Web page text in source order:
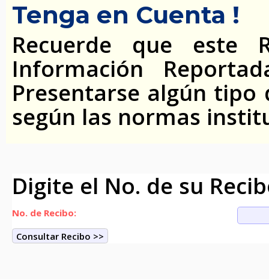
Tenga en Cuenta !
Recuerde que este
Información
Presentarse algún tipo
según las normas
Digite el No. de su
No. de Recibo: